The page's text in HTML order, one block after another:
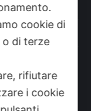
cookie di
di terze
rifiutare
i cookie